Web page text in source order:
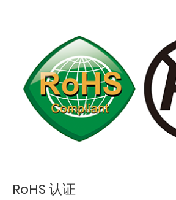
RoHS 认证